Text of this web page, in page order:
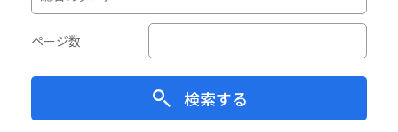
ページ数
検索する